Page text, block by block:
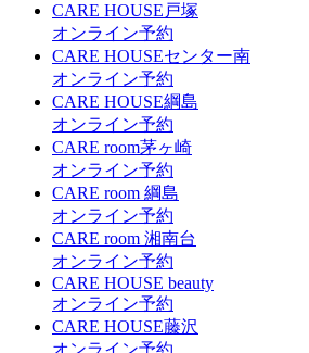
CARE HOUSE戸塚
オンライン予約
CARE HOUSEセンター南
オンライン予約
CARE HOUSE綱島
オンライン予約
CARE room茅ヶ崎
オンライン予約
CARE room 綱島
オンライン予約
CARE room 湘南台
オンライン予約
CARE HOUSE beauty
オンライン予約
CARE HOUSE藤沢